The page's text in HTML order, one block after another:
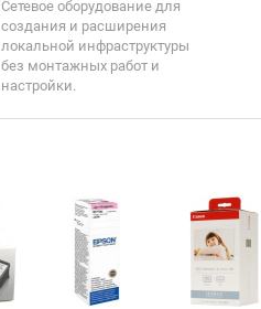
Сетевое оборудование для
создания и расширения
локальной инфраструктуры
без монтажных работ и
настройки.